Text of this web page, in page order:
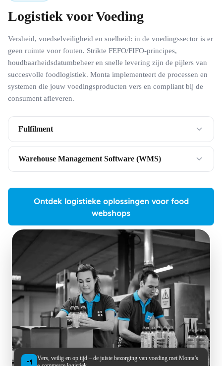
Logistiek voor Voeding
Versheid, voedselveiligheid en snelheid: in de voedingssector is er
geen ruimte voor fouten. Strikte FEFO/FIFO-principes,
houdbaarheidsdatumbeheer en snelle levering zijn de pijlers van
succesvolle foodlogistiek. Monta implementeert de processen en
systemen die jouw voedingsproducten vers en compliant bij de
consument afleveren.
Fulfilment
Warehouse Management Software (WMS)
Ontdek logistieke oplossingen voor food
webshops
🍴
Vers, veilig en op tijd – de juiste bezorging van voeding met Monta’s